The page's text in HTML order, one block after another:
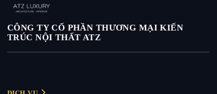
CÔNG TY CỔ PHẦN THƯƠNG MẠI KIẾN
TRÚC NỘI THẤT ATZ